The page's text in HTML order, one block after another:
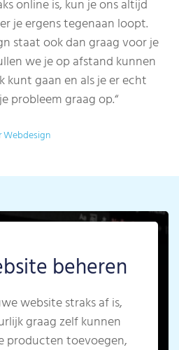
online is, kun je ons altijd
je ergens tegenaan loopt.
staat ook dan graag voor je
we je op afstand kunnen
gaan en als je er echt
probleem graag op.“
Webdesign
beheren
website straks af is,
graag zelf kunnen
producten toevoegen,